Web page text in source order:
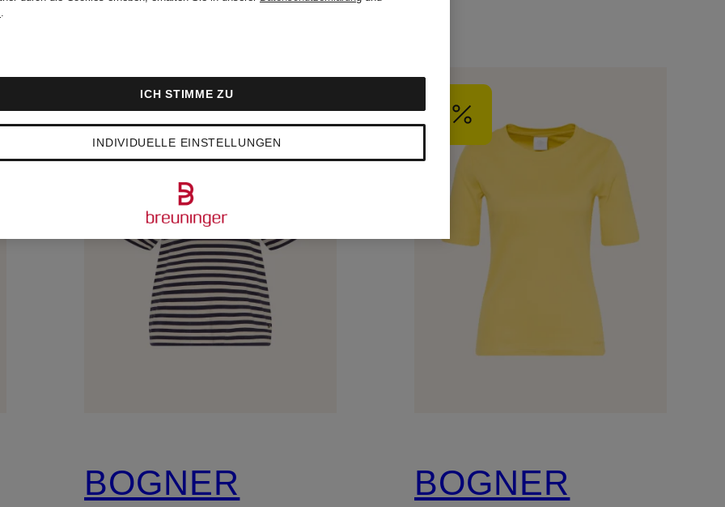
BOGNER
BOGNER
.
INDIVIDUELLE EINSTELLUNGEN
ICH STIMME ZU